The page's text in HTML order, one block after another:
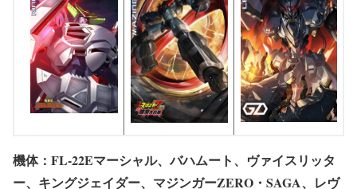
機体：FL-22Eマーシャル、バハムート、ヴァイスリッタ
ー、キングジェイダー、マジンガーZERO・SAGA、レヴ